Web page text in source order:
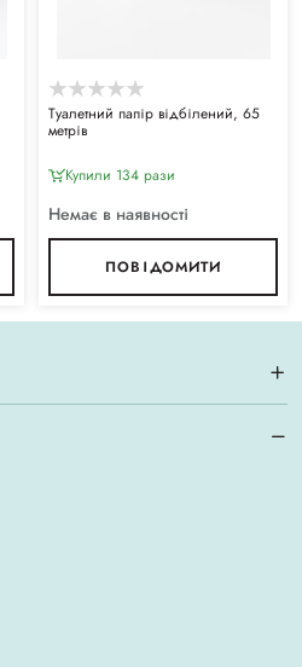
Туалетний папір відбілений, 65
метрів
Купили 134 рази
Немає в наявності
ПОВІДОМИТИ